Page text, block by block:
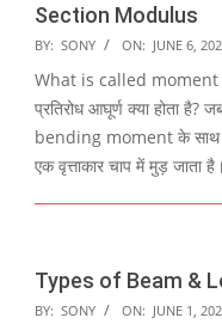
Section Modulus
2021-
06-
06
BY: SONY ON: JUNE 6,
What is called moment
प्रतिरोध आघूर्ण क्या होता है?
bending moment के साथ
एक वृत्ताकार चाप में मुड़ जाता
Types of Beam &
2021-
BY: SONY ON: JUNE 1,